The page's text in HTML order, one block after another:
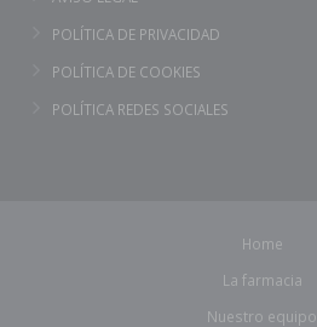
POLÍTICA DE PRIVACIDAD
POLÍTICA DE COOKIES
POLÍTICA REDES SOCIALES
Home
La farmacia
Nuestro equipo